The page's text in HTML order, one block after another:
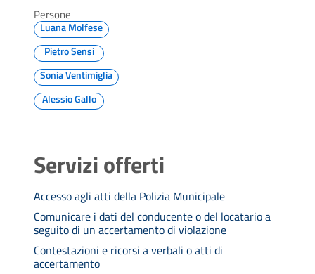
Persone
Luana Molfese
Pietro Sensi
Sonia Ventimiglia
Alessio Gallo
Servizi offerti
Accesso agli atti della Polizia Municipale
Comunicare i dati del conducente o del locatario a
seguito di un accertamento di violazione
Contestazioni e ricorsi a verbali o atti di
accertamento